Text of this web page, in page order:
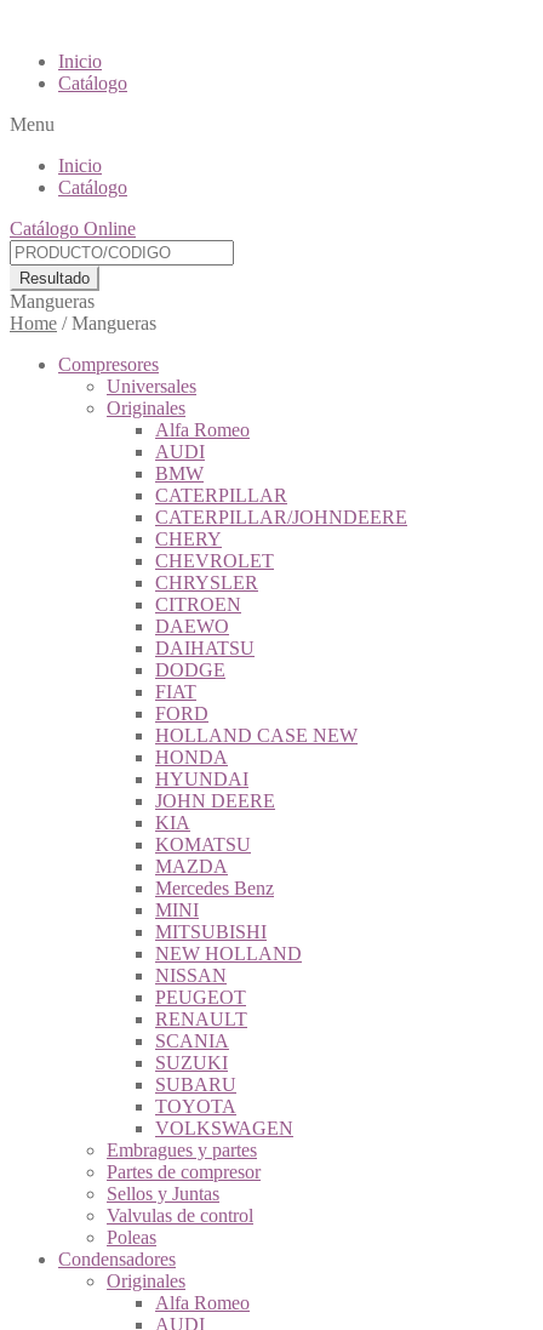
Inicio
Catálogo
Menu
Inicio
Catálogo
Catálogo Online
Resultado
Mangueras
Home /Mangueras
Compresores
Universales
Originales
Alfa Romeo
AUDI
BMW
CATERPILLAR
CATERPILLAR/JOHNDEERE
CHERY
CHEVROLET
CHRYSLER
CITROEN
DAEWO
DAIHATSU
DODGE
FIAT
FORD
HOLLAND CASE NEW
HONDA
HYUNDAI
JOHN DEERE
KIA
KOMATSU
MAZDA
Mercedes Benz
MINI
MITSUBISHI
NEW HOLLAND
NISSAN
PEUGEOT
RENAULT
SCANIA
SUZUKI
SUBARU
TOYOTA
VOLKSWAGEN
Embragues y partes
Partes de compresor
Sellos y Juntas
Valvulas de control
Poleas
Condensadores
Originales
Alfa Romeo
AUDI